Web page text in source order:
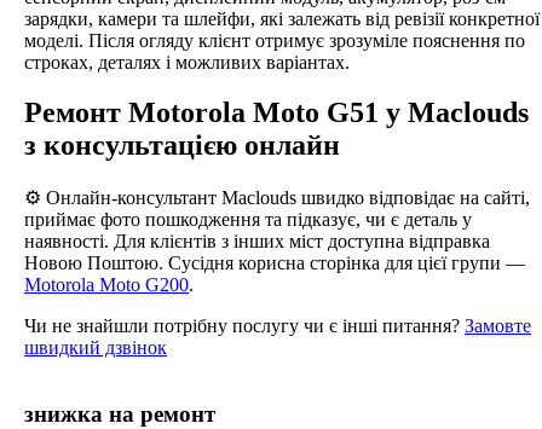
зарядки, камери та шлейфи, які залежать від ревізії конкретної
моделі. Після огляду клієнт отримує зрозуміле пояснення по
строках, деталях і можливих варіантах.
Ремонт Motorola Moto G51 у Maclouds
з консультацією онлайн
⚙️ Онлайн-консультант Maclouds швидко відповідає на сайті,
приймає фото пошкодження та підказує, чи є деталь у
наявності. Для клієнтів з інших міст доступна відправка
Новою Поштою. Сусідня корисна сторінка для цієї групи —
Motorola Moto G200.
Чи не знайшли потрібну послугу чи є інші питання? Замовте
швидкий дзвінок
знижка на ремонт